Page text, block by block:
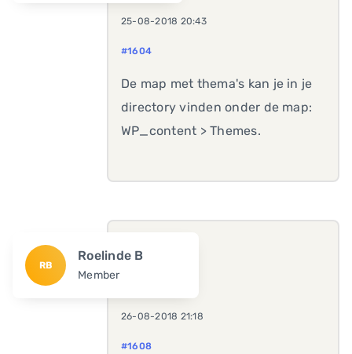
25-08-2018 20:43
#1604
De map met thema's kan je in je
directory vinden onder de map:
WP_content > Themes.
RB
Roelinde B
Member
26-08-2018 21:18
#1608